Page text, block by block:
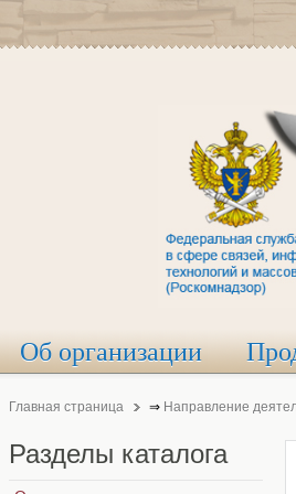
Об организации
Главная страница ⇒ Направление
Разделы каталога